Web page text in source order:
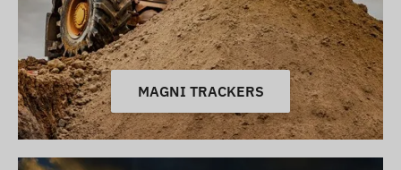
MAGNI TRACKERS